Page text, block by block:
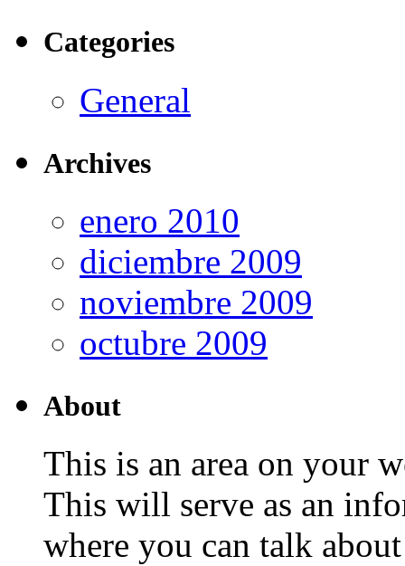
Categories
General
Archives
enero 2010
diciembre 2009
noviembre 2009
octubre 2009
About
This is an area on your
This will serve as an
where you can talk